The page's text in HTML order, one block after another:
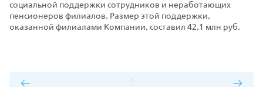
социальной поддержки сотрудников и неработающих
пенсионеров филиалов. Размер этой поддержки,
оказанной филиалами Компании, составил 42,1 млн руб.